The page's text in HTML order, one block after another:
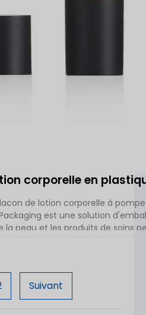
corporelle en
de lotion corporelle à
Packaging est une solution
la peau et les produits de soins
Suivant